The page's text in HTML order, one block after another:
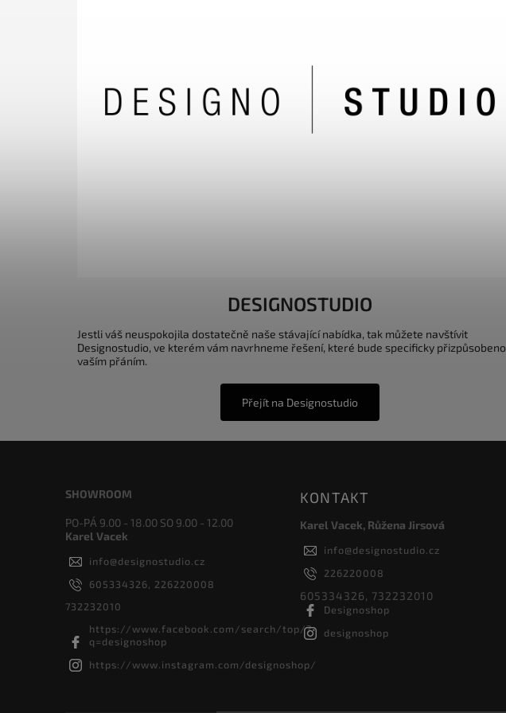
DESIGNOSTUDIO
Jestli váš neuspokojila dostatečně naše stávající nabídka, tak můžete navštívit
Designostudio, ve kterém vám navrhneme řešení, které bude specificky přizpůsobeno
vaším přáním.
Přejít na Designostudio
SHOWROOM
PO-PÁ 9.00 - 18.00 SO 9.00 - 12.00
Karel Vacek
info@designostudio.cz
605334326, 226220008
732232010
https://www.facebook.com/search/top/?
q=designoshop
https://www.instagram.com/designoshop/
KONTAKT
Karel Vacek, Růžena Jirsová
info@designostudio.cz
226220008
605334326, 732232010
Designoshop
designoshop